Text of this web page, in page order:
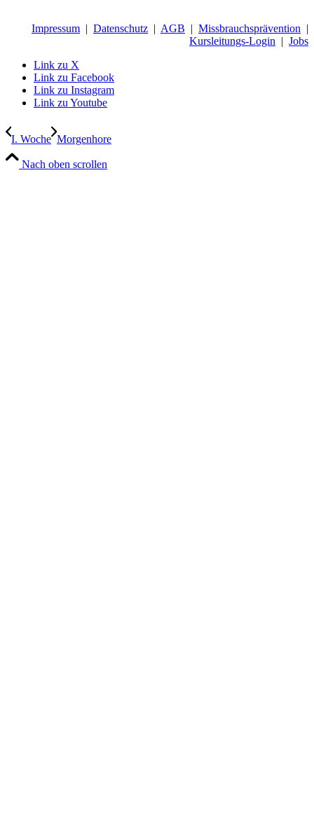
Impressum | Datenschutz | AGB | Missbrauchsprävention |
Kursleitungs-Login | Jobs
Link zu X
Link zu Facebook
Link zu Instagram
Link zu Youtube
I. Woche Morgenhore
Nach oben scrollen